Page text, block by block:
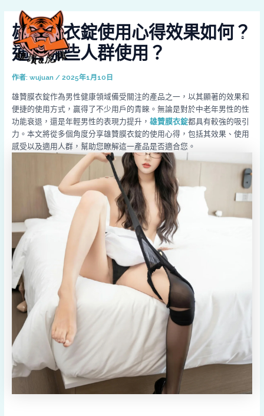
雄贊膜衣錠使用心得效果如何？
適合哪些人群使用？
作者: wujuan / 2025年1月10日
雄贊膜衣錠作為男性健康領域備受關注的產品之一，以其顯著的效果和
便捷的使用方式，贏得了不少用戶的青睞。無論是對於中老年男性的性
功能衰退，還是年輕男性的表現力提升， 雄贊膜衣錠都具有較強的吸引
力。本文將從多個角度分享雄贊膜衣錠的使用心得，包括其效果、使用
感受以及適用人群，幫助您瞭解這一產品是否適合您。
navigation